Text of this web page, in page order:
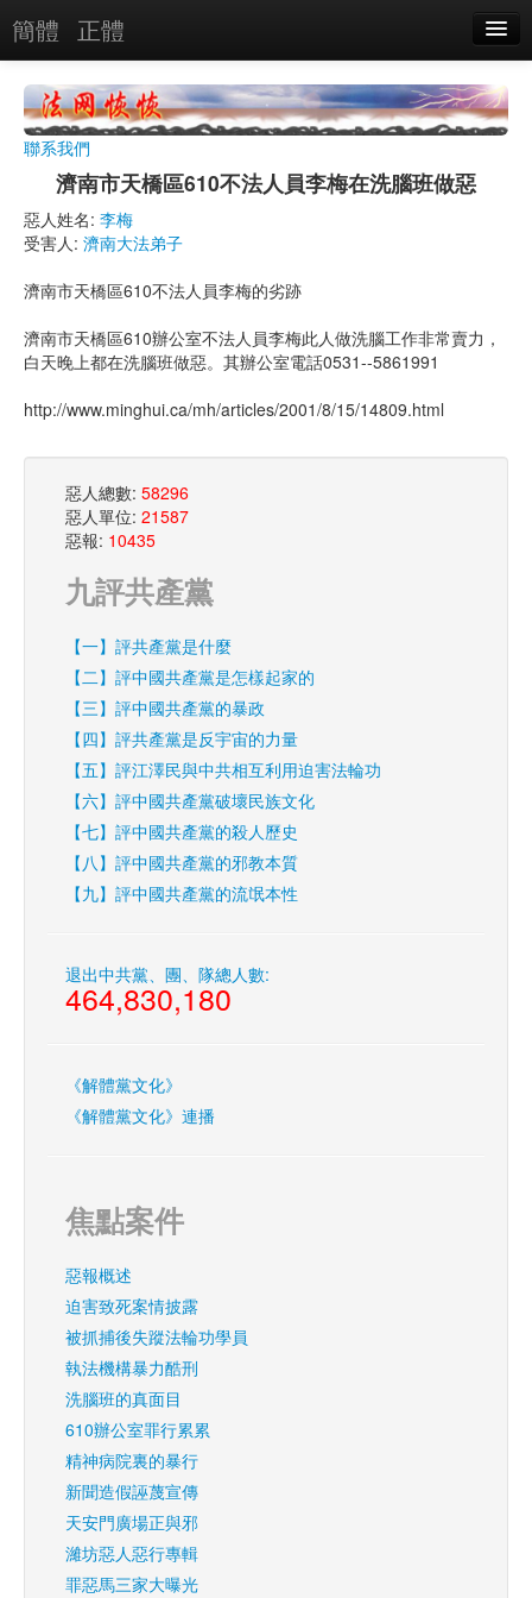
簡體 正體
惡報實例
惡人圖片
惡人單位
搜索
關於
聯系我們
濟南市天橋區610不法人員李梅在洗腦班做惡
惡人姓名: 李梅
受害人: 濟南大法弟子
濟南市天橋區610不法人員李梅的劣跡
濟南市天橋區610辦公室不法人員李梅此人做洗腦工作非常賣力，
白天晚上都在洗腦班做惡。其辦公室電話0531--5861991
http://www.minghui.ca/mh/articles/2001/8/15/14809.html
惡人總數: 58296
惡人單位: 21587
惡報: 10435
九評共產黨
【一】評共產黨是什麼
【二】評中國共產黨是怎樣起家的
【三】評中國共產黨的暴政
【四】評共產黨是反宇宙的力量
【五】評江澤民與中共相互利用迫害法輪功
【六】評中國共產黨破壞民族文化
【七】評中國共產黨的殺人歷史
【八】評中國共產黨的邪教本質
【九】評中國共產黨的流氓本性
退出中共黨、團、隊總人數:
464,830,180
《解體黨文化》
《解體黨文化》連播
焦點案件
惡報概述
迫害致死案情披露
被抓捕後失蹤法輪功學員
執法機構暴力酷刑
洗腦班的真面目
610辦公室罪行累累
精神病院裏的暴行
新聞造假誣蔑宣傳
天安門廣場正與邪
濰坊惡人惡行專輯
罪惡馬三家大曝光